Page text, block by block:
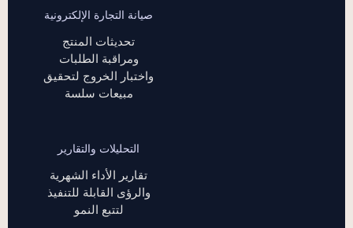
صيانة التجارة الإلكترونية
تحديثات المنتج
ومراقبة الطلبات
واختبار الخروج لتحقيق
مبيعات سلسة
التحليلات والتقارير
تقارير الأداء الشهرية
والرؤى القابلة للتنفيذ
لتتبع النمو